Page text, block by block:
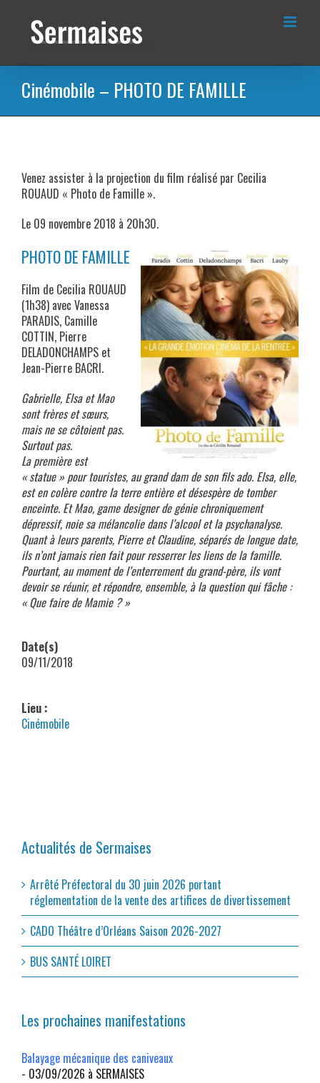
contenu
Cinémobile – PHOTO DE FAMILLE
Venez assister à la projection du film réalisé par Cecilia
ROUAUD « Photo de Famille ».
Le 09 novembre 2018 à 20h30.
PHOTO DE FAMILLE
Film de Cecilia ROUAUD
(1h38) avec Vanessa
PARADIS, Camille
COTTIN, Pierre
DELADONCHAMPS et
Jean-Pierre BACRI.
Gabrielle, Elsa et Mao
sont frères et sœurs,
mais ne se côtoient pas.
Surtout pas.
La première est
« statue » pour touristes, au grand dam de son fils ado. Elsa, elle,
est en colère contre la terre entière et désespère de tomber
enceinte. Et Mao, game designer de génie chroniquement
dépressif, noie sa mélancolie dans l’alcool et la psychanalyse.
Quant à leurs parents, Pierre et Claudine, séparés de longue date,
ils n’ont jamais rien fait pour resserrer les liens de la famille.
Pourtant, au moment de l’enterrement du grand-père, ils vont
devoir se réunir, et répondre, ensemble, à la question qui fâche :
« Que faire de Mamie ? »
Date(s)
09/11/2018
Lieu :
Cinémobile
Actualités de Sermaises
Arrêté Préfectoral du 30 juin 2026 portant
réglementation de la vente des artifices de divertissement
CADO Théâtre d’Orléans Saison 2026-2027
BUS SANTÉ LOIRET
Les prochaines manifestations
Balayage mécanique des caniveaux
- 03/09/2026 à SERMAISES